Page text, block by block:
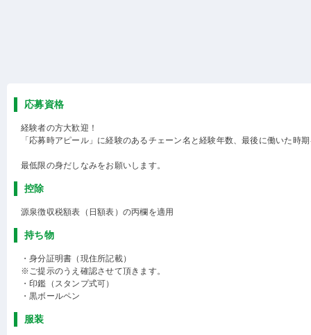
応募資格
経験者の方大歓迎！
「応募時アピール」に経験のあるチェーン名と経験年数、最後に働いた時
最低限の身だしなみをお願いします。
控除
源泉徴収税額表（日額表）の丙欄を適用
持ち物
・身分証明書（現住所記載）
※ご提示のうえ確認させて頂きます。
・印鑑（スタンプ式可）
・黒ボールペン
服装